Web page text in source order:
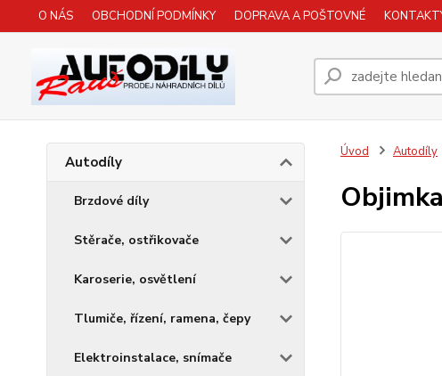
O NÁS OBCHODNÍ PODMÍNKY DOPRAVA A POŠTOVNÉ
Autodíly
Brzdové díly
Stěrače, ostřikovače
Karoserie, osvětlení
Tlumiče, řízení, ramena, čepy
Elektroinstalace, snímače
Úvod Autodíly